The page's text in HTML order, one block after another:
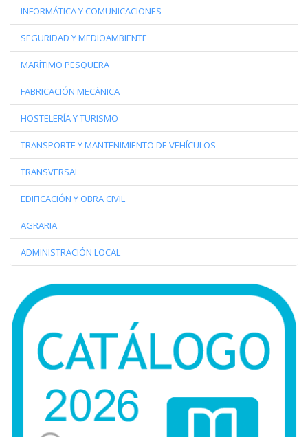
INFORMÁTICA Y COMUNICACIONES
SEGURIDAD Y MEDIOAMBIENTE
MARÍTIMO PESQUERA
FABRICACIÓN MECÁNICA
HOSTELERÍA Y TURISMO
TRANSPORTE Y MANTENIMIENTO DE VEHÍCULOS
TRANSVERSAL
EDIFICACIÓN Y OBRA CIVIL
AGRARIA
ADMINISTRACIÓN LOCAL